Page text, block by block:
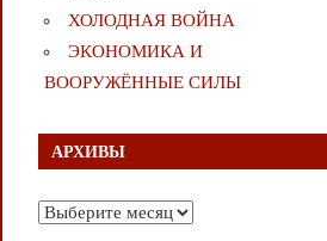
ХОЛОДНАЯ ВОЙНА
ЭКОНОМИКА И
ВООРУЖЁННЫЕ СИЛЫ
АРХИВЫ
Архивы